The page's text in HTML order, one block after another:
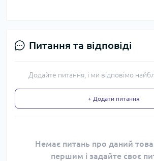
Питання та відповіді
Додайте питання, і ми відповімо
+ Додати питання
Немає питань про даний
першим і задайте своє